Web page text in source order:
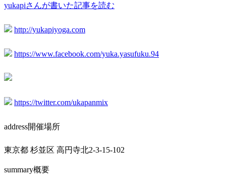
yukapiさんが書いた記事を読む
http://yukapiyoga.com
https://www.facebook.com/yuka.yasufuku.94
https://twitter.com/ukapanmix
address開催場所
東京都 杉並区 高円寺北2-3-15-102
summary概要